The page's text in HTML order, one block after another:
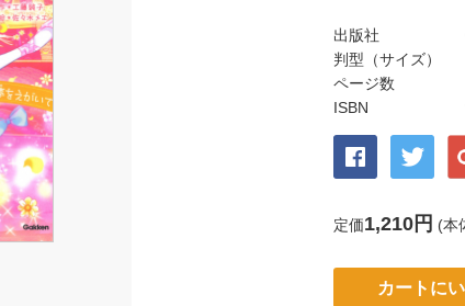
出版社
判型（サイズ）
ページ数
ISBN
定価1,210円 (本
カートに